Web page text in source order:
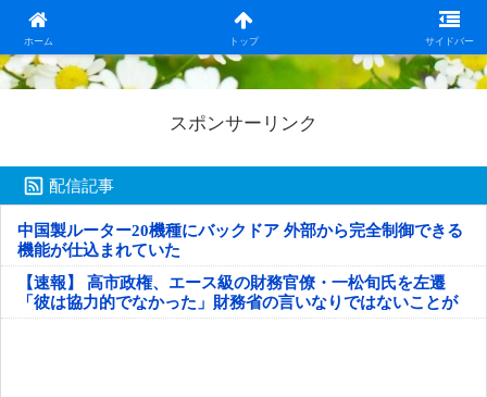
ホーム トップ サイドバー
日本第一！ニュース録
スポンサーリンク
配信記事
中国製ルーター20機種にバックドア 外部から完全制御できる
機能が仕込まれていた
【速報】 高市政権、エース級の財務官僚・一松旬氏を左遷
「彼は協力的でなかった」財務省の言いなりではないことが
判明